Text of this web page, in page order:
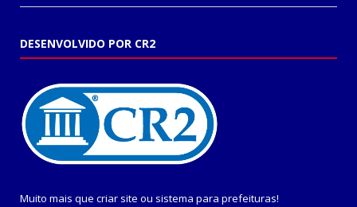
DESENVOLVIDO POR CR2
Muito mais que criar site ou sistema para prefeituras!